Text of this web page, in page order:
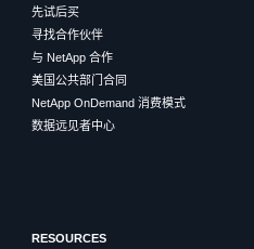
先试后买
寻找合作伙伴
与 NetApp 合作
美国公共部门合同
NetApp OnDemand 消费模式
数据远见者中心
RESOURCES